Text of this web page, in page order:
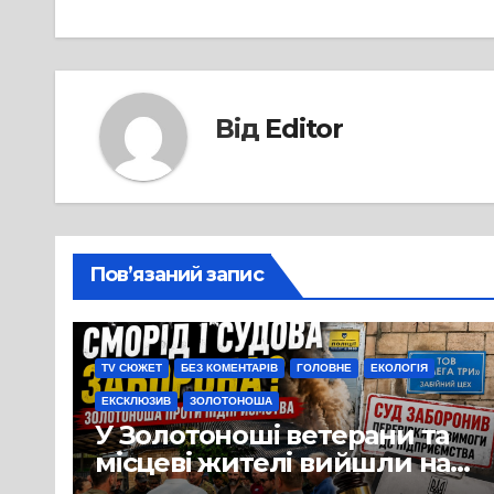
Від Editor
Пов’язаний запис
TV СЮЖЕТ БЕЗ КОМЕНТАРІВ ГОЛОВНЕ ЕКОЛОГІЯ
ЕКСКЛЮЗИВ ЗОЛОТОНОША
У Золотоноші ветерани та
місцеві жителі вийшли на